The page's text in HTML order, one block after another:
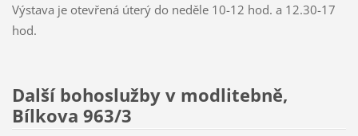
Výstava je otevřená úterý do neděle 10-12 hod. a 12.30-17
hod.
Další bohoslužby v modlitebně,
Bílkova 963/3